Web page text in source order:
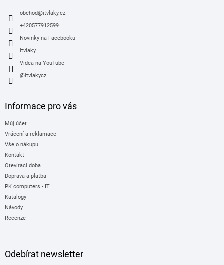
obchod@itvlaky.cz
+420577912599
Novinky na Facebooku
itvlaky
Videa na YouTube
@itvlakycz
Informace pro vás
Můj účet
Vrácení a reklamace
Vše o nákupu
Kontakt
Otevírací doba
Doprava a platba
PK computers - IT
Katalogy
Návody
Recenze
Odebírat newsletter